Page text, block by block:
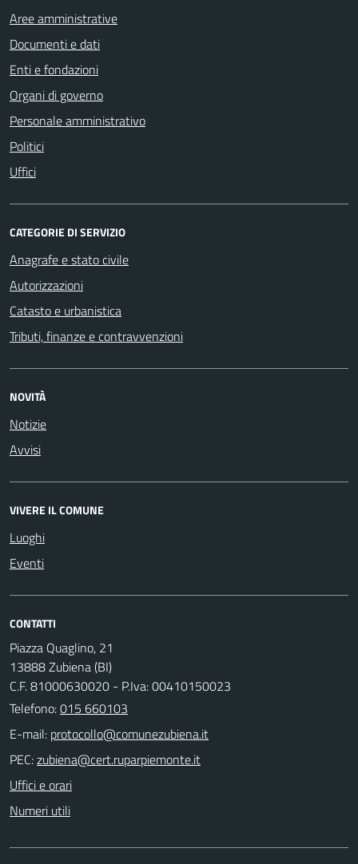
Aree amministrative
Documenti e dati
Enti e fondazioni
Organi di governo
Personale amministrativo
Politici
Uffici
CATEGORIE DI SERVIZIO
Anagrafe e stato civile
Autorizzazioni
Catasto e urbanistica
Tributi, finanze e contravvenzioni
NOVITÀ
Notizie
Avvisi
VIVERE IL COMUNE
Luoghi
Eventi
CONTATTI
Piazza Quaglino, 21
13888 Zubiena (BI)
C.F. 81000630020 - P.Iva: 00410150023
Telefono:015 660103
E-mail:
PEC:
Uffici e orari
Numeri utili